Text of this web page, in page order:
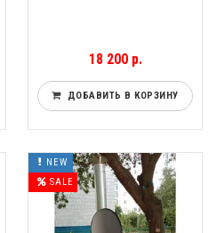
18 200 р.
ДОБАВИТЬ В КОРЗИНУ
SALE
NEW